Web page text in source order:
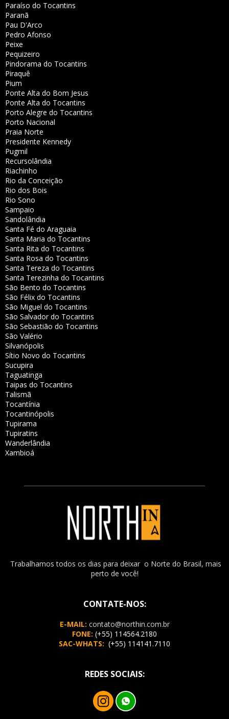
Paraíso do Tocantins
Paranã
Pau D'Arco
Pedro Afonso
Peixe
Pequizeiro
Pindorama do Tocantins
Piraquê
Pium
Ponte Alta do Bom Jesus
Ponte Alta do Tocantins
Porto Alegre do Tocantins
Porto Nacional
Praia Norte
Presidente Kennedy
Pugmil
Recursolândia
Riachinho
Rio da Conceição
Rio dos Bois
Rio Sono
Sampaio
Sandolândia
Santa Fé do Araguaia
Santa Maria do Tocantins
Santa Rita do Tocantins
Santa Rosa do Tocantins
Santa Tereza do Tocantins
Santa Terezinha do Tocantins
São Bento do Tocantins
São Félix do Tocantins
São Miguel do Tocantins
São Salvador do Tocantins
São Sebastião do Tocantins
São Valério
Silvanópolis
Sítio Novo do Tocantins
Sucupira
Taguatinga
Taipas do Tocantins
Talismã
Tocantínia
Tocantinópolis
Tupirama
Tupiratins
Wanderlândia
Xambioá
Trabalhamos todos os dias para deixar o Norte do Brasil, mais
perto de você!
CONTATE-NOS:
E-MAIL: contato@northin.com.br
FONE: (+55) 114564.2180
SAC-WHATS: (+55) 114141.7110
REDES SOCIAIS: